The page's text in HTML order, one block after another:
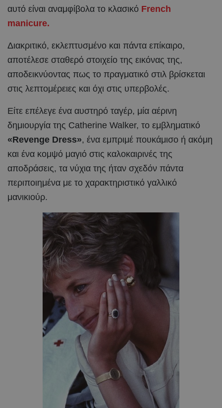
αυτό είναι αναμφίβολα το κλασικό French
manicure.
Διακριτικό, εκλεπτυσμένο και πάντα επίκαιρο,
αποτέλεσε σταθερό στοιχείο της εικόνας της,
αποδεικνύοντας πως το πραγματικό στιλ βρίσκεται
στις λεπτομέρειες και όχι στις υπερβολές.
Είτε επέλεγε ένα αυστηρό ταγέρ, μία αέρινη
δημιουργία της Catherine Walker, το εμβληματικό
«Revenge Dress», ένα εμπριμέ πουκάμισο ή ακόμη
και ένα κομψό μαγιό στις καλοκαιρινές της
αποδράσεις, τα νύχια της ήταν σχεδόν πάντα
περιποιημένα με το χαρακτηριστικό γαλλικό
μανικιούρ.